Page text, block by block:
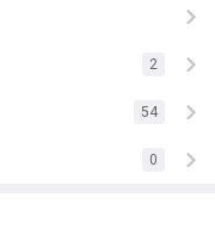
5 мая
6 мая
8 мая
2
54
0